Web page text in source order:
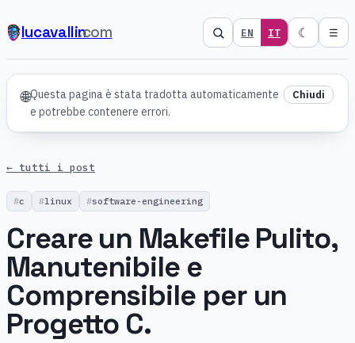
lucavallin.com EN IT ☾ ☰
🌐Questa pagina è stata tradotta automaticamente
e potrebbe contenere errori.
Chiudi
← tutti i post
c linux software-engineering
Creare un Makefile Pulito,
Manutenibile e
Comprensibile per un
Progetto C.